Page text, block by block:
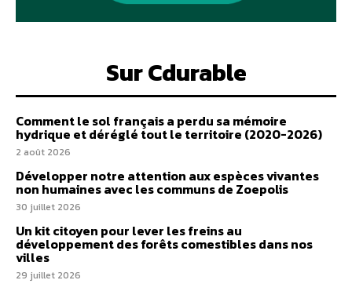
Sur Cdurable
Comment le sol français a perdu sa mémoire
hydrique et déréglé tout le territoire (2020-2026)
2 août 2026
Développer notre attention aux espèces vivantes
non humaines avec les communs de Zoepolis
30 juillet 2026
Un kit citoyen pour lever les freins au
développement des forêts comestibles dans nos
villes
29 juillet 2026